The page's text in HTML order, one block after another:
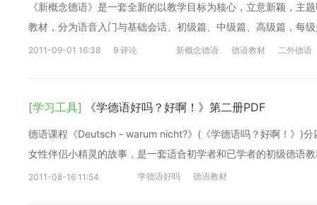
《新概念德语》是一套全新的以教学目标为核心，立意新颖，主
教材，分为语音入门与基础会话、初级篇、中级篇、高级篇，每
2011-09-01 16:38 9 评论 新概念德语 德语教材 二外德语
[学习工具] 《学德语好吗？好啊！》第二册PDF
德语课程《Deutsch - warum nicht?》(《学德语吗？好啊！》)
女性伴侣小精灵的故事，是一套适合初学者和已学者的初级德语
2011-08-16 11:54 学德语好吗 德语教材